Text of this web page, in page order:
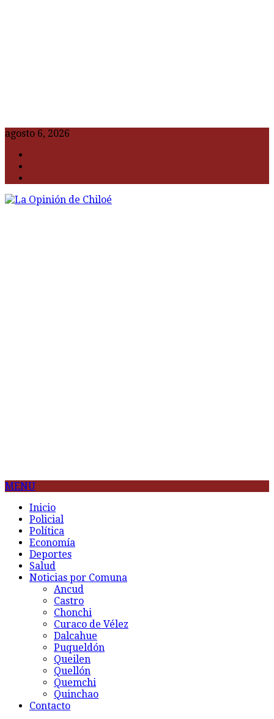
agosto 6, 2026
MENU
Inicio
Policial
Política
Economía
Deportes
Salud
Noticias por Comuna
Ancud
Castro
Chonchi
Curaco de Vélez
Dalcahue
Puqueldón
Queilen
Quellón
Quemchi
Quinchao
Contacto